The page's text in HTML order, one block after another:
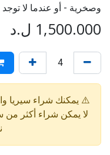
وصخرية - أو عندما لا
1,500.000 ل.د
⚠️ يمكنك شراء سيريا واحدة فقط (4
لا يمكن شراء أكثر من